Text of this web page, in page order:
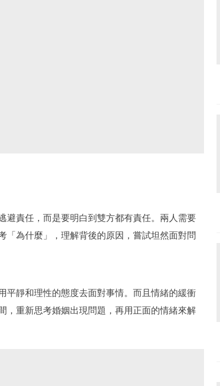
避責任，而是要明白到雙方都有責任。兩人需要
「為什麼」，理解背後的原因，嘗試坦然面對問
平靜和理性的態度去面對事情。而且情緒的緩衝
，重新思考婚姻出現問題，再用正面的情緒來解